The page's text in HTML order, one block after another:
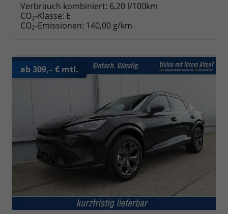
Verbrauch kombiniert: 6,20 l/100km
CO2-Klasse: E
CO2-Emissionen: 140,00 g/km
ab 309,– € mtl.